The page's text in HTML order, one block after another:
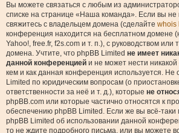
Вы можете связаться с любым из
списке на странице «Наша команда». Если вы не
свяжитесь с владельцем домена (сделайте whois
конференция находится на бесплатном домене
Yahoo!, free.fr, f2s.com и т. п.), с руководством или
домена. Учтите, что phpBB Limited не имеет
данной конференцией и не может нести никакой
кем и как данная конференция используется. Не
Limited по юридическим вопросам (о
ответственности за неё и т. д.), которые не
phpBB.com или которые частично относятся к
обеспечению phpBB Limited. Если же вы всё-
phpBB Limited об использовании данной
то не ждите подробного письма, или вы можете